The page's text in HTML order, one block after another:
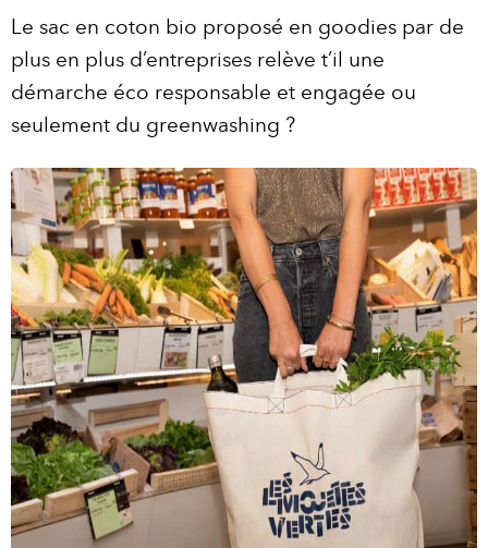
Le sac en coton bio proposé en goodies par de
plus en plus d’entreprises relève t’il une
démarche éco responsable et engagée ou
seulement du greenwashing ?